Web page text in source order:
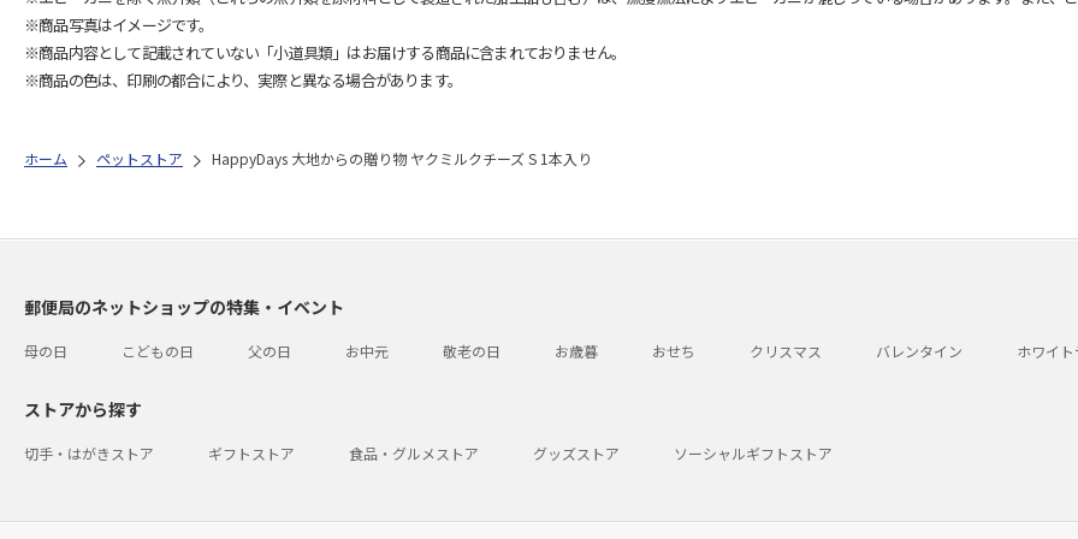
※商品写真はイメージです。
※商品内容として記載されていない「小道具類」はお届けする商品に含まれておりません。
※商品の色は、印刷の都合により、実際と異なる場合があります。
ホーム ペットストア HappyDays 大地からの贈り物 ヤクミルクチーズ S 1本入り
郵便局のネットショップの特集・イベント
母の日 こどもの日 父の日 お中元 敬老の日 お歳暮 おせち クリスマス バレンタイン ホワイ
ストアから探す
切手・はがきストア ギフトストア 食品・グルメストア グッズストア ソーシャルギフトストア